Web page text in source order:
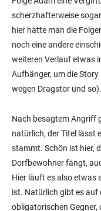
scherzhafterweise
hier hätte man die
noch eine andere
weiteren Verlauf etwas
Aufhänger, um die
wegen Dragstor und so).
Nach besagtem Angriff
natürlich, der Titel lässt
stammt. Schön ist hier,
Dorfbewohner fängt,
Hier läuft es also etwas
ist. Natürlich gibt es auf
obligatorischen Gegner,